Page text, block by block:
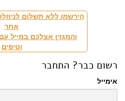
הירשמו ללא תשלום
אחר
והמגזין אצלכם במייל
וטיפים
רשום כבר? התחבר
אימייל